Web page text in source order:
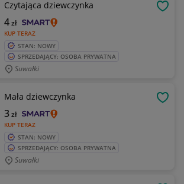
Czytająca dziewczynka
KUP TERAZ
4zł
STAN: NOWY
SPRZEDAJĄCY: OSOBA PRYWATNA
Suwałki
Mała dziewczynka
KUP TERAZ
3zł
STAN: NOWY
SPRZEDAJĄCY: OSOBA PRYWATNA
Suwałki